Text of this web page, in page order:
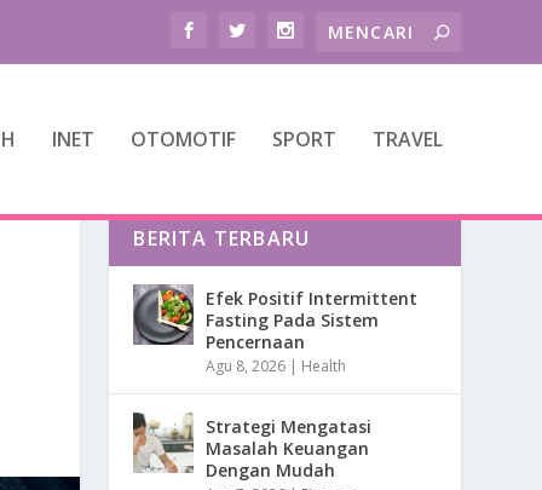
INET OTOMOTIF SPORT TRAVEL
BERITA TERBARU
Efek Positif Intermittent
Fasting Pada Sistem
Pencernaan
Agu 8, 2026 | Health
Strategi Mengatasi
Masalah Keuangan
Dengan Mudah